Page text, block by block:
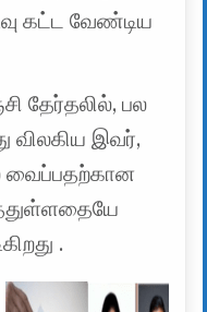
கட்ட வேண்டிய
தேர்தலில், பல
விலகிய இவர்,
வைப்பதற்கான
.